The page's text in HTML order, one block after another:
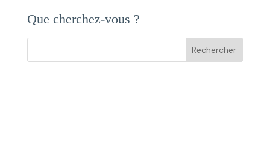
Que cherchez-vous ?